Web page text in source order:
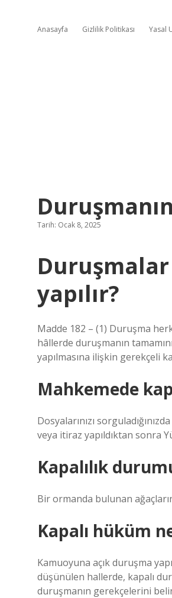
Anasayfa Gizlilik Politikası Yasal
Tarih: Ocak 8, 2025
yapılır?
Madde 182 – (1) Duruşma
hâllerde duruşmanın
yapılmasına ilişkin gerekçeli
Mahkemede
Dosyalarınızı
veya itiraz yapıldıktan sonra
Kapalılık
Bir ormanda bulunan
Kapalı hüküm
Kamuoyuna açık duruşma
düşünülen hallerde, kapalı
duruşmanın gerekçelerini